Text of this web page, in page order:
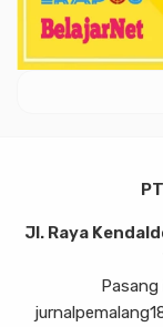
Jl. Raya
Pasang